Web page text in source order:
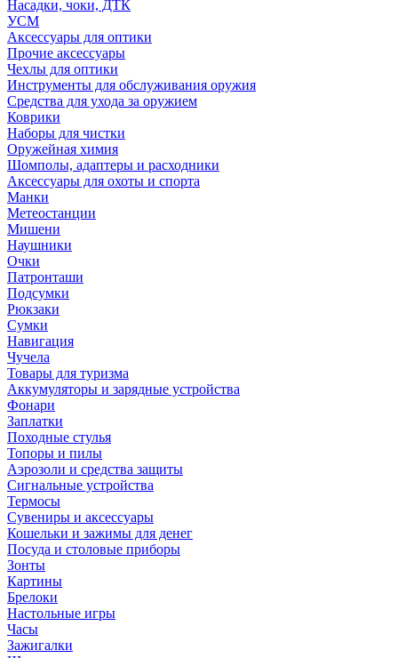
Насадки, чоки, ДТК
УСМ
Аксессуары для оптики
Прочие аксессуары
Чехлы для оптики
Инструменты для обслуживания оружия
Средства для ухода за оружием
Коврики
Наборы для чистки
Оружейная химия
Шомполы, адаптеры и расходники
Аксессуары для охоты и спорта
Манки
Метеостанции
Мишени
Наушники
Очки
Патронташи
Подсумки
Рюкзаки
Сумки
Навигация
Чучела
Товары для туризма
Аккумуляторы и зарядные устройства
Фонари
Заплатки
Походные стулья
Топоры и пилы
Аэрозоли и средства защиты
Сигнальные устройства
Термосы
Сувениры и аксессуары
Кошельки и зажимы для денег
Посуда и столовые приборы
Зонты
Картины
Брелоки
Настольные игры
Часы
Зажигалки